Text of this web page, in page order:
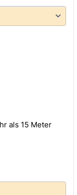
als 15 Meter